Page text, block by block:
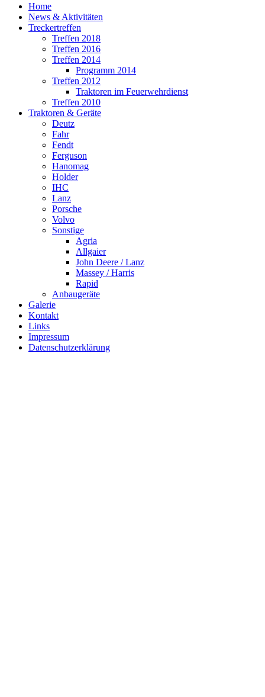
Home
News & Aktivitäten
Treckertreffen
Treffen 2018
Treffen 2016
Treffen 2014
Programm 2014
Treffen 2012
Traktoren im Feuerwehrdienst
Treffen 2010
Traktoren & Geräte
Deutz
Fahr
Fendt
Ferguson
Hanomag
Holder
IHC
Lanz
Porsche
Volvo
Sonstige
Agria
Allgaier
John Deere / Lanz
Massey / Harris
Rapid
Anbaugeräte
Galerie
Kontakt
Links
Impressum
Datenschutzerklärung